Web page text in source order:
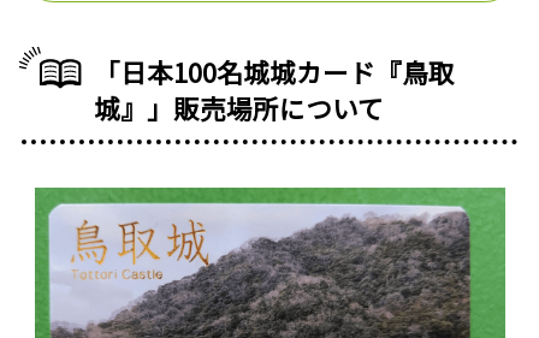
「日本100名城城カード『鳥取
城』」販売場所について